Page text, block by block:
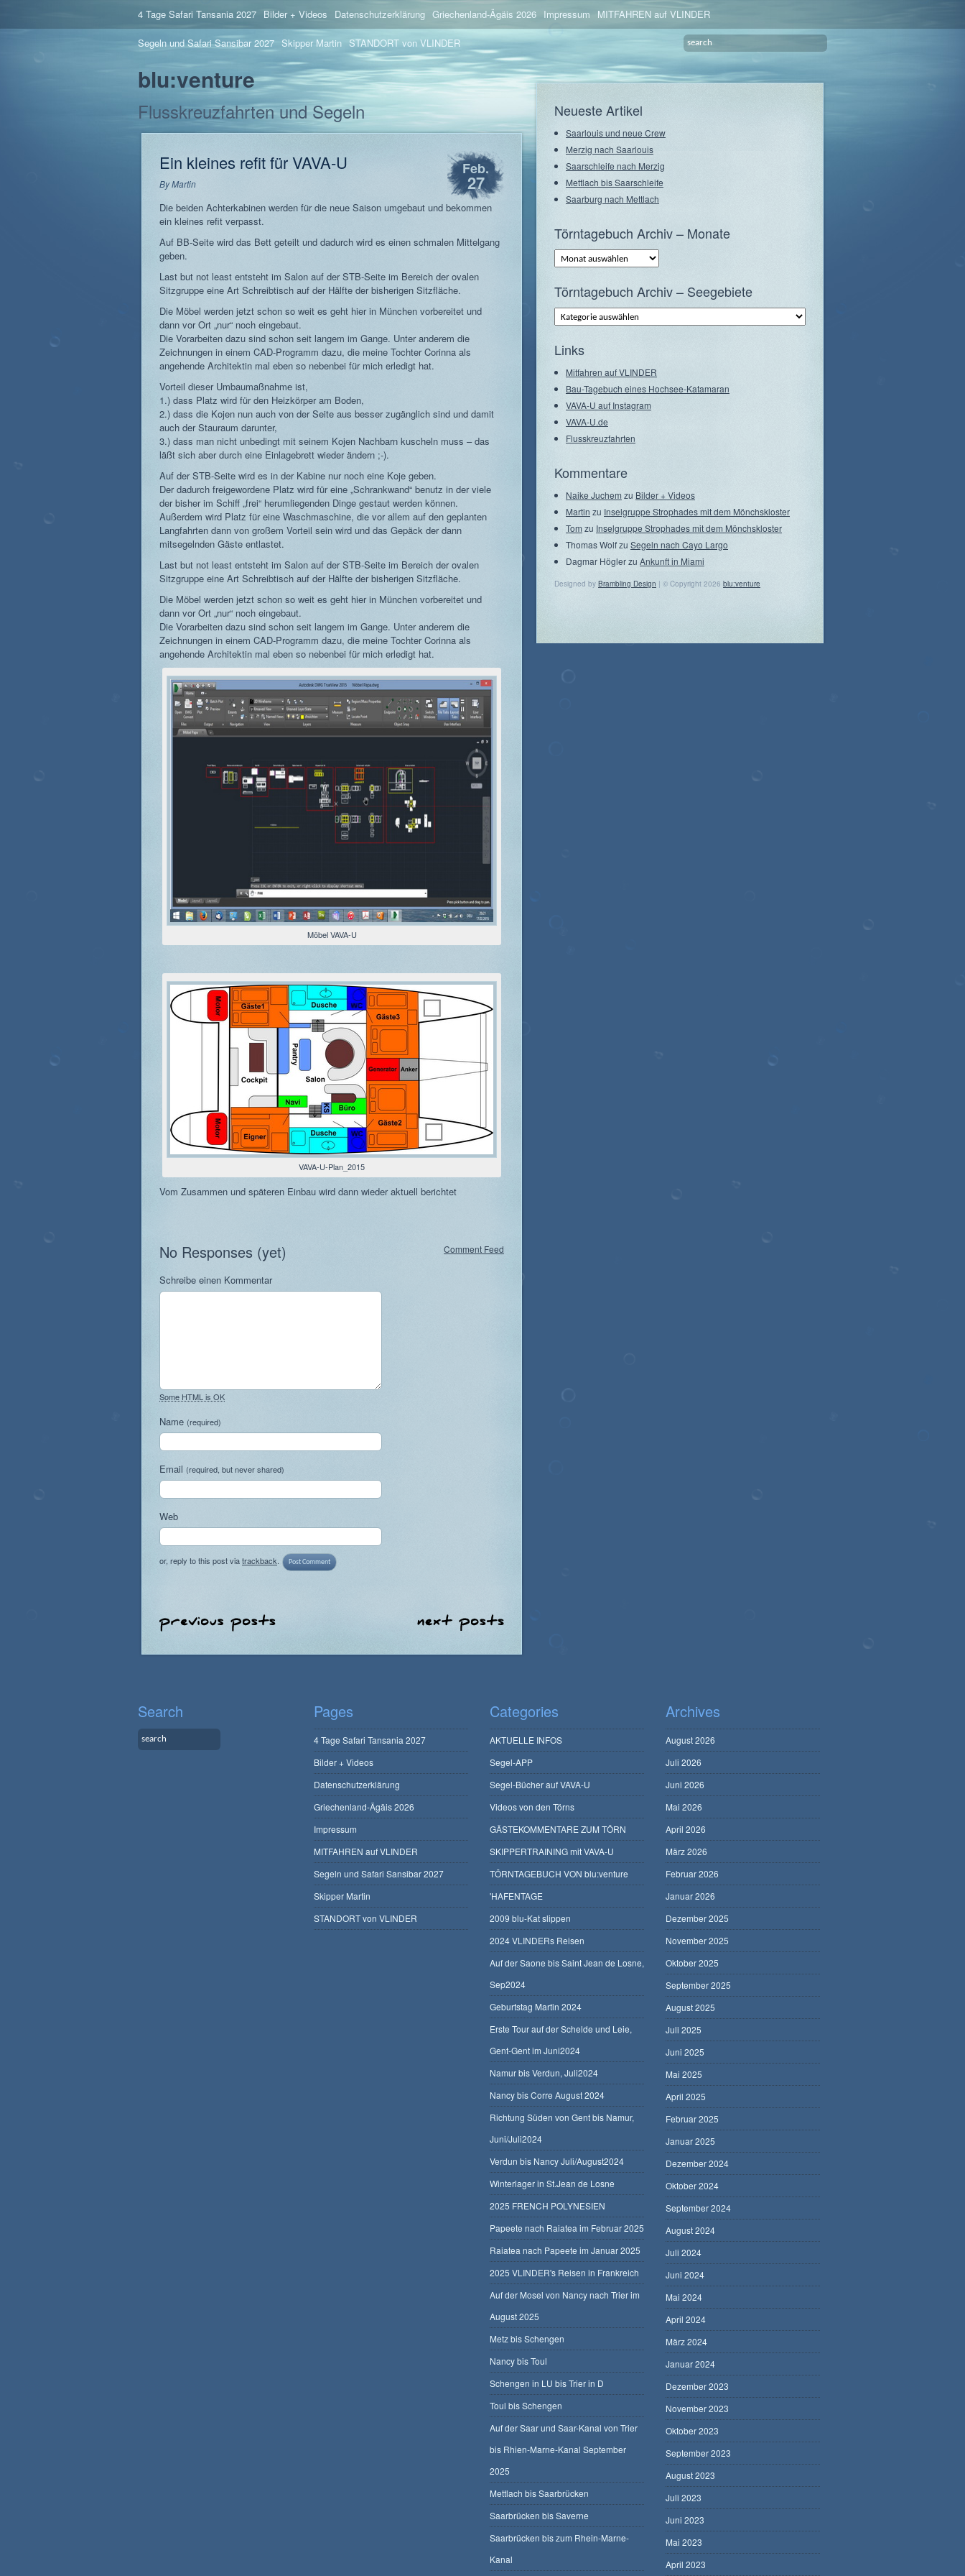
4 Tage Safari Tansania 2027 Bilder + Videos Datenschutzerklärung Griechenland-Ägäis 2026 Impressum MITFAHREN auf VLINDER
Segeln und Safari Sansibar 2027 Skipper Martin STANDORT von VLINDER
blu:venture
Flusskreuzfahrten und Segeln
Ein kleines refit für VAVA-U
ByMartin
Feb.
27
Die beiden Achterkabinen werden für die neue Saison umgebaut und bekommen
ein kleines refit verpasst.
Auf BB-Seite wird das Bett geteilt und dadurch wird es einen schmalen Mittelgang
geben.
Last but not least entsteht im Salon auf der STB-Seite im Bereich der ovalen
Sitzgruppe eine Art Schreibtisch auf der Hälfte der bisherigen Sitzfläche.
Die Möbel werden jetzt schon so weit es geht hier in München vorbereitet und
dann vor Ort „nur“ noch eingebaut.
Die Vorarbeiten dazu sind schon seit langem im Gange. Unter anderem die
Zeichnungen in einem CAD-Programm dazu, die meine Tochter Corinna als
angehende Architektin mal eben so nebenbei für mich erledigt hat.
Vorteil dieser Umbaumaßnahme ist,
1.) dass Platz wird für den Heizkörper am Boden,
2.) dass die Kojen nun auch von der Seite aus besser zugänglich sind und damit
auch der Stauraum darunter,
3.) dass man nicht unbedingt mit seinem Kojen Nachbarn kuscheln muss – das
läßt sich aber durch eine Einlagebrett wieder ändern ;-).
Auf der STB-Seite wird es in der Kabine nur noch eine Koje geben.
Der dadurch freigewordene Platz wird für eine „Schrankwand“ benutz in der viele
der bisher im Schiff „frei“ herumliegenden Dinge gestaut werden können.
Außerdem wird Platz für eine Waschmaschine, die vor allem auf den geplanten
Langfahrten dann von großem Vorteil sein wird und das Gepäck der dann
mitsegelnden Gäste entlastet.
Last but not least entsteht im Salon auf der STB-Seite im Bereich der ovalen
Sitzgruppe eine Art Schreibtisch auf der Hälfte der bisherigen Sitzfläche.
Die Möbel werden jetzt schon so weit es geht hier in München vorbereitet und
dann vor Ort „nur“ noch eingebaut.
Die Vorarbeiten dazu sind schon seit langem im Gange. Unter anderem die
Zeichnungen in einem CAD-Programm dazu, die meine Tochter Corinna als
angehende Architektin mal eben so nebenbei für mich erledigt hat.
Möbel VAVA-U
VAVA-U-Plan_2015
Vom Zusammen und späteren Einbau wird dann wieder aktuell berichtet
Comment Feed
No Responses (yet)
Schreibe einen Kommentar
Some HTML is OK
Name (required)
Email (required, but never shared)
Web
or, reply to this post viatrackback
Neueste Artikel
Saarlouis und neue Crew
Merzig nach Saarlouis
Saarschleife nach Merzig
Mettlach bis Saarschleife
Saarburg nach Mettlach
Törntagebuch Archiv – Monate
Törntagebuch
Archiv
–
Törntagebuch Archiv – Seegebiete
Törntagebuch
Archiv
–
Links
Mitfahren auf VLINDER
Bau-Tagebuch eines Hochsee-Katamaran
VAVA-U auf Instagram
VAVA-U.de
Flusskreuzfahrten
Kommentare
Naike Juchemzu Bilder + Videos
Martin zu Inselgruppe Strophades mit dem Mönchskloster
Tom zu Inselgruppe Strophades mit dem Mönchskloster
Thomas Wolfzu Segeln nach Cayo Largo
Dagmar Höglerzu Ankunft in Miami
Designed by Brambling Design | © Copyright 2026 blu:venture
Search Pages
4 Tage Safari Tansania 2027
Bilder + Videos
Datenschutzerklärung
Griechenland-Ägäis 2026
Impressum
MITFAHREN auf VLINDER
Segeln und Safari Sansibar 2027
Skipper Martin
STANDORT von VLINDER
Categories
AKTUELLE INFOS
Segel-APP
Segel-Bücher auf VAVA-U
Videos von den Törns
GÄSTEKOMMENTARE ZUM TÖRN
SKIPPERTRAINING mit VAVA-U
TÖRNTAGEBUCH VON blu:venture
'HAFENTAGE
2009 blu-Kat slippen
2024 VLINDERs Reisen
Auf der Saone bis Saint Jean de Losne,
Sep2024
Geburtstag Martin 2024
Erste Tour auf der Schelde und Leie,
Gent-Gent im Juni2024
Namur bis Verdun, Juli2024
Nancy bis Corre August 2024
Richtung Süden von Gent bis Namur,
Juni/Juli2024
Verdun bis Nancy Juli/August2024
Winterlager in St.Jean de Losne
2025 FRENCH POLYNESIEN
Papeete nach Raiatea im Februar 2025
Raiatea nach Papeete im Januar 2025
2025 VLINDER's Reisen in Frankreich
Auf der Mosel von Nancy nach Trier im
August 2025
Metz bis Schengen
Nancy bis Toul
Schengen in LU bis Trier in D
Toul bis Schengen
Auf der Saar und Saar-Kanal von Trier
bis Rhien-Marne-Kanal September
2025
Mettlach bis Saarbrücken
Saarbrücken bis Saverne
Saarbrücken bis zum Rhein-Marne-
Kanal
Archives
August 2026
Juli 2026
Juni 2026
Mai 2026
April 2026
März 2026
Februar 2026
Januar 2026
Dezember 2025
November 2025
Oktober 2025
September 2025
August 2025
Juli 2025
Juni 2025
Mai 2025
April 2025
Februar 2025
Januar 2025
Dezember 2024
Oktober 2024
September 2024
August 2024
Juli 2024
Juni 2024
Mai 2024
April 2024
März 2024
Januar 2024
Dezember 2023
November 2023
Oktober 2023
September 2023
August 2023
Juli 2023
Juni 2023
Mai 2023
April 2023